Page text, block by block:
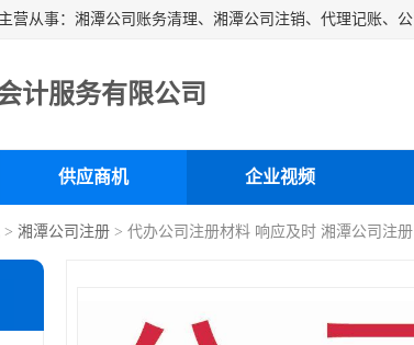
计服务有限公司
供应商机 企业视频
> 湘潭公司注册 > 代办公司注册材料 响应及时 湘潭公司注册